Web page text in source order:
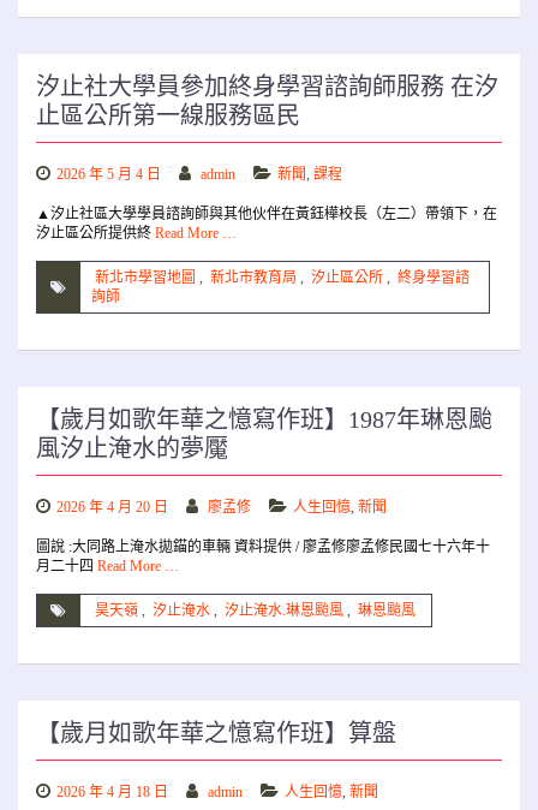
汐止社大學員參加終身學習諮詢師服務 在汐
止區公所第一線服務區民
2026 年 5 月 4 日 admin 新聞, 課程
▲汐止社區大學學員諮詢師與其他伙伴在黃鈺樺校長（左二）帶領下，在
汐止區公所提供終 Read More …
新北市學習地圖 , 新北市教育局 , 汐止區公所 , 終身學習諮
詢師
【歲月如歌年華之憶寫作班】1987年琳恩颱
風汐止淹水的夢魘
2026 年 4 月 20 日 廖孟修 人生回憶, 新聞
圖說 :大同路上淹水拋錨的車輛 資料提供 / 廖孟修廖孟修民國七十六年十
月二十四 Read More …
昊天嶺 , 汐止淹水 , 汐止淹水.琳恩颱風 , 琳恩颱風
【歲月如歌年華之憶寫作班】算盤
2026 年 4 月 18 日 admin 人生回憶, 新聞